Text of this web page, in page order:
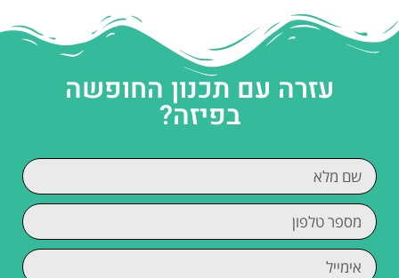
עזרה עם תכנון החופשה
בפיזה?